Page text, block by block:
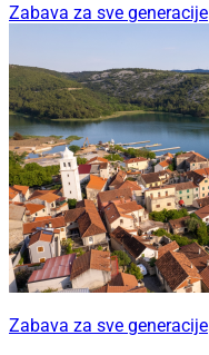
Zabava za sve generacije
Zabava za sve generacije